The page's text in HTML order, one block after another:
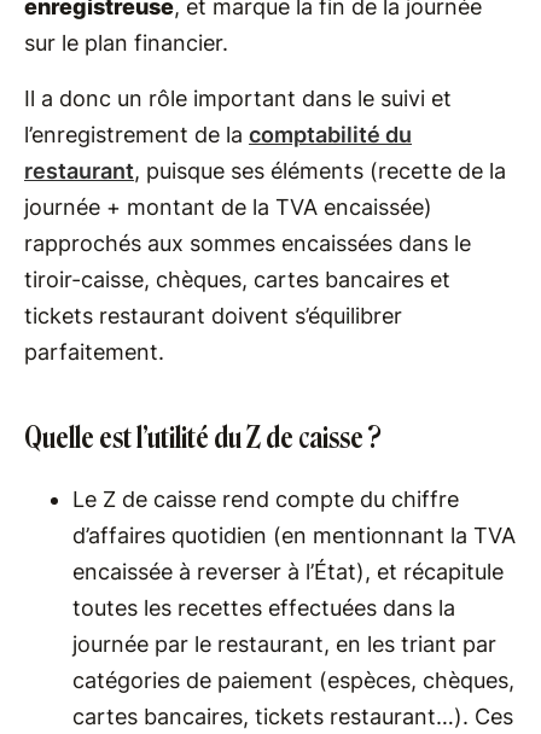
enregistreuse, et marque la fin de la journée
sur le plan financier.
Il a donc un rôle important dans le suivi et
l’enregistrement de la comptabilité du
restaurant, puisque ses éléments (recette de la
journée + montant de la TVA encaissée)
rapprochés aux sommes encaissées dans le
tiroir-caisse, chèques, cartes bancaires et
tickets restaurant doivent s’équilibrer
parfaitement.
Quelle est l’utilité du Z de caisse ?
Le Z de caisse rend compte du chiffre
d’affaires quotidien (en mentionnant la TVA
encaissée à reverser à l’État), et récapitule
toutes les recettes effectuées dans la
journée par le restaurant, en les triant par
catégories de paiement (espèces, chèques,
cartes bancaires, tickets restaurant…). Ces